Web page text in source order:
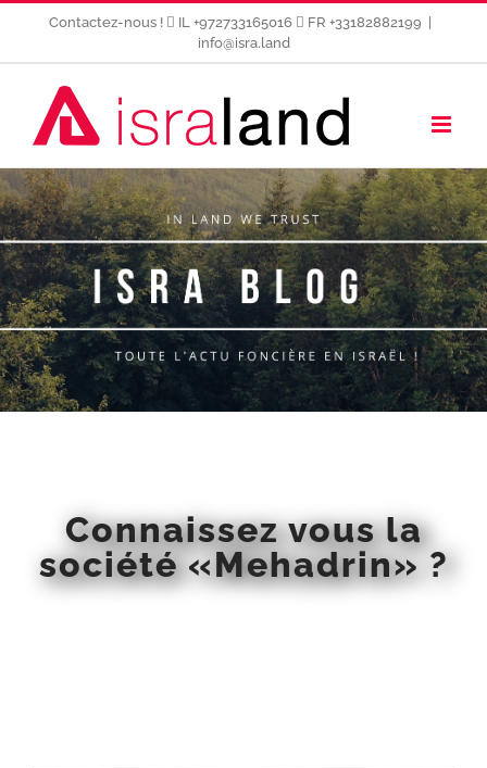
Contactez-nous ! IL +972733165016 FR +33182882199
info@isra.land
Connaissez vous la
société «Mehadrin» ?